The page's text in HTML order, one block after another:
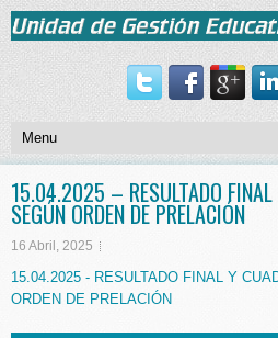
15.04.2025 – RESULTADO FINAL
SEGÚN ORDEN DE PRELACIÓN
16 Abril, 2025
15.04.2025 - RESULTADO FINAL Y
ORDEN DE PRELACIÓN